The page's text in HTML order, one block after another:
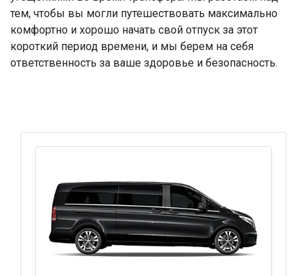
тем, чтобы вы могли путешествовать максимально
комфортно и хорошо начать свой отпуск за этот
короткий период времени, и мы берем на себя
ответственность за ваше здоровье и безопасность.